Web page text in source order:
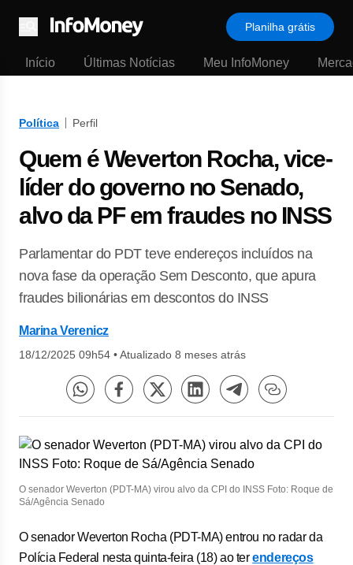
Menu
Planilha grátis
Início Últimas Notícias Meu InfoMoney
Política Perfil
Quem é Weverton Rocha, vice-
líder do governo no Senado,
alvo da PF em fraudes no INSS
Parlamentar do PDT teve endereços incluídos na
nova fase da operação Sem Desconto, que apura
fraudes bilionárias em descontos do INSS
Marina Verenicz
18/12/2025 09h54 •Atualizado 8 meses atrás
O senador Weverton (PDT-MA) virou alvo da CPI do INSS Foto: Roque de
Sá/Agência Senado
O senador Weverton Rocha (PDT-MA) entrou no radar da
Polícia Federal nesta quinta-feira (18) ao terendereços